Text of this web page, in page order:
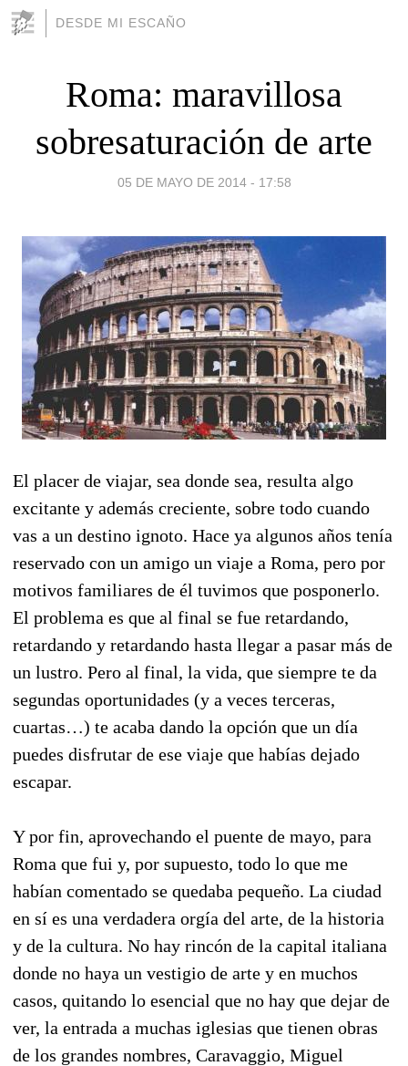
DESDE MI ESCAÑO
Roma: maravillosa
sobresaturación de arte
05 DE MAYO DE 2014 - 17:58
El placer de viajar, sea donde sea, resulta algo
excitante y además creciente, sobre todo cuando
vas a un destino ignoto. Hace ya algunos años tenía
reservado con un amigo un viaje a Roma, pero por
motivos familiares de él tuvimos que posponerlo.
El problema es que al final se fue retardando,
retardando y retardando hasta llegar a pasar más de
un lustro. Pero al final, la vida, que siempre te da
segundas oportunidades (y a veces terceras,
cuartas…) te acaba dando la opción que un día
puedes disfrutar de ese viaje que habías dejado
escapar.
Y por fin, aprovechando el puente de mayo, para
Roma que fui y, por supuesto, todo lo que me
habían comentado se quedaba pequeño. La ciudad
en sí es una verdadera orgía del arte, de la historia
y de la cultura. No hay rincón de la capital italiana
donde no haya un vestigio de arte y en muchos
casos, quitando lo esencial que no hay que dejar de
ver, la entrada a muchas iglesias que tienen obras
de los grandes nombres, Caravaggio, Miguel